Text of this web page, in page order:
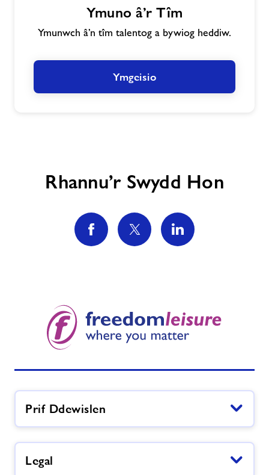
Ymuno â’r Tîm
Ymunwch â’n tîm talentog a bywiog heddiw.
Ymgeisio
Rhannu’r Swydd Hon
Prif Ddewislen
Legal